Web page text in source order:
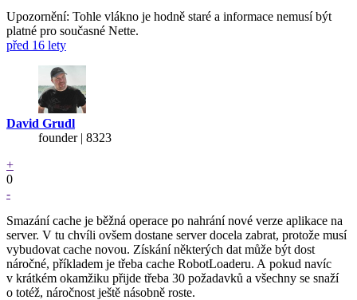
Upozornění: Tohle vlákno je hodně staré a informace nemusí být
platné pro současné Nette.
před 16 lety
David Grudl
founder | 8323
+
0
-
Smazání cache je běžná operace po nahrání nové verze aplikace na
server. V tu chvíli ovšem dostane server docela zabrat, protože musí
vybudovat cache novou. Získání některých dat může být dost
náročné, příkladem je třeba cache RobotLoaderu. A pokud navíc
v krátkém okamžiku přijde třeba 30 požadavků a všechny se snaží
o totéž, náročnost ještě násobně roste.